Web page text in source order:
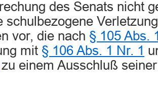
des Senats nicht
schulbezogene
vor, die nach § 105 Abs.
mit § 106 Abs. 1 Nr. 1
zu einem Ausschluß